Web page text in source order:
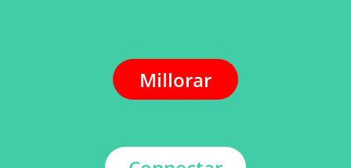
Millorar